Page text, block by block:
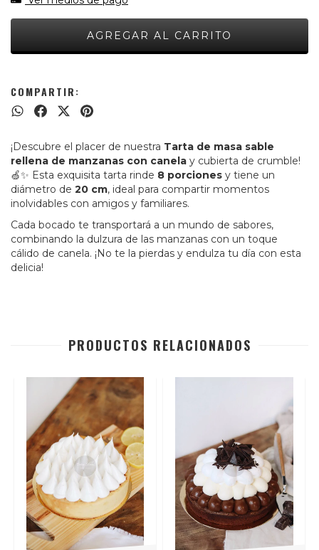
COMPARTIR:
¡Descubre el placer de nuestra Tarta de masa sable
rellena de manzanas con canela y cubierta de crumble!
🍏✨ Esta exquisita tarta rinde 8 porciones y tiene un
diámetro de 20 cm, ideal para compartir momentos
inolvidables con amigos y familiares.
Cada bocado te transportará a un mundo de sabores,
combinando la dulzura de las manzanas con un toque
cálido de canela. ¡No te la pierdas y endulza tu día con esta
delicia!
PRODUCTOS RELACIONADOS